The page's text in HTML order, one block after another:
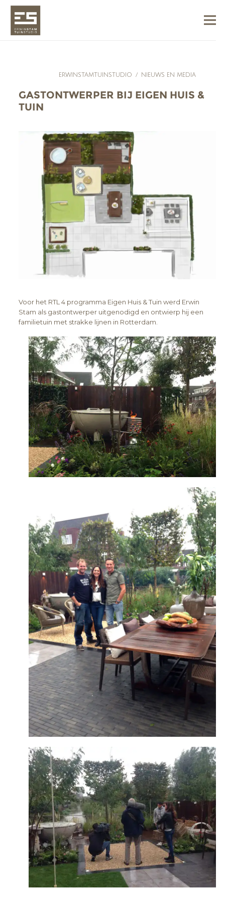
ERWINSTAMTUINSTUDIO / NIEUWS EN MEDIA
GASTONTWERPER BIJ EIGEN HUIS &
TUIN
Voor het RTL 4 programma Eigen Huis & Tuin werd Erwin
Stam als gastontwerper uitgenodigd en ontwierp hij een
familietuin met strakke lijnen in Rotterdam.